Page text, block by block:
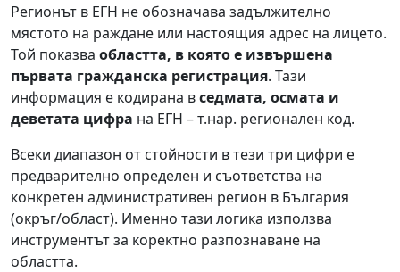
Регионът в ЕГН не обозначава задължително
мястото на раждане или настоящия адрес на лицето.
Той показва областта, в която е извършена
първата гражданска регистрация. Тази
информация е кодирана вседмата, осмата и
деветата цифра на ЕГН – т.нар. регионален код.
Всеки диапазон от стойности в тези три цифри е
предварително определен и съответства на
конкретен административен регион в България
(окръг/област). Именно тази логика използва
инструментът за коректно разпознаване на
областта.